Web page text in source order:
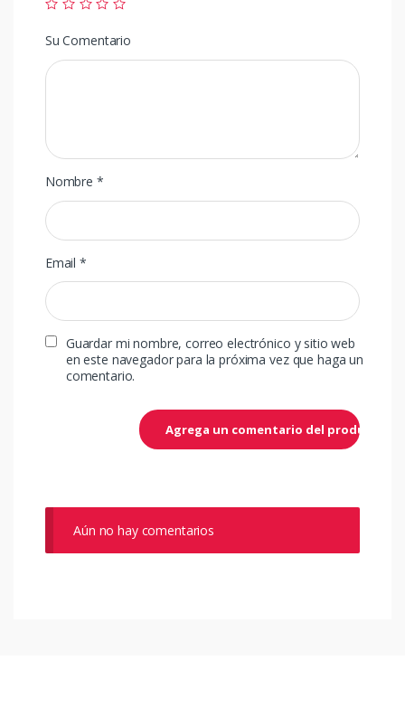
Su Comentario
Nombre *
Email *
Guardar mi nombre, correo electrónico y sitio web
en este navegador para la próxima vez que haga un
comentario.
Aún no hay comentarios